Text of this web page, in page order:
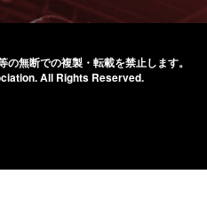
の無断での複製・転載を禁止します。
All Rights Reserved.